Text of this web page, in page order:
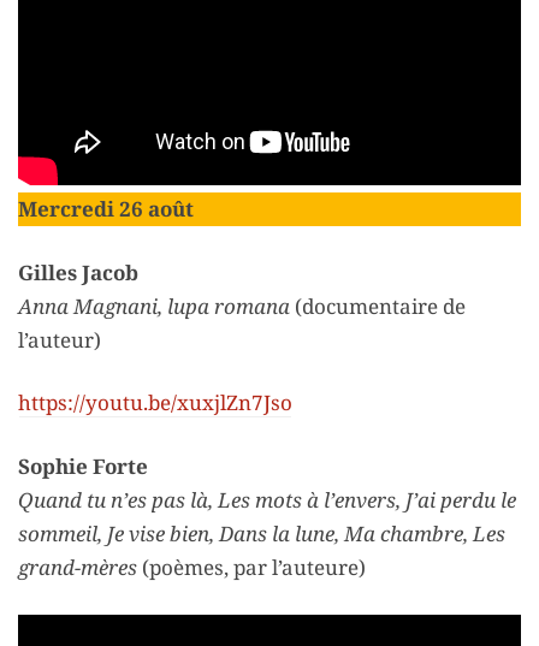
Mercredi 26 août
Gilles Jacob
Anna Magnani, lupa romana (documentaire de
l’auteur)
https://youtu.be/xuxjlZn7Jso
Sophie Forte
Quand tu n’es pas là, Les mots à l’envers, J’ai perdu le
sommeil, Je vise bien, Dans la lune, Ma chambre, Les
grand-mères (poèmes, par l’auteure)